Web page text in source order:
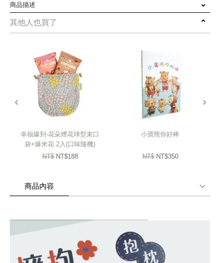
商品描述
丹寧布的深藍與褪色之間，藏著時間靜靜說的話。
透過布藝師拼接與再生，以另一種樣貌，輕輕落在沙發與床鋪之上——
成為你午後慵懶的陪伴。
我們精選回收牛仔布，
每一塊布料，帶著屬於自己的軌跡與故事。
歷經歲月的洗禮，不只舒適與耐用，
更多了一份復古的溫柔與不羈的自由感。
擁抱著休息、擁抱著閱讀、擁抱著發呆，
無論擺在沙發、床上，或窗邊的一張椅子，
都是空間中最有溫度的那一塊藍。
其他人也買了
幸福爆到-花朵煙花球型束口
袋+爆米花 2入(口味隨機)
7/10出貨
NT$ NT$188
小寶熊你好棒
NT$ NT$350
商品內容